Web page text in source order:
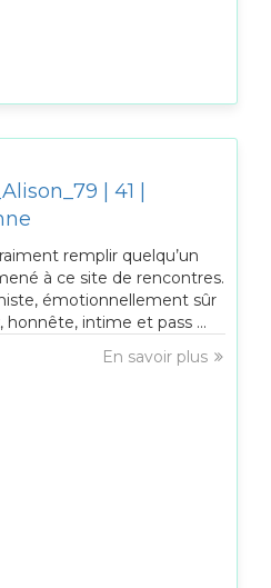
| 41 |
remplir quelqu’un
à ce site de rencontres.
émotionnellement sûr
honnête, intime et pass ...
En savoir plus